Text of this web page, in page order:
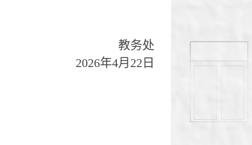
教务处
2026年4月 22 日